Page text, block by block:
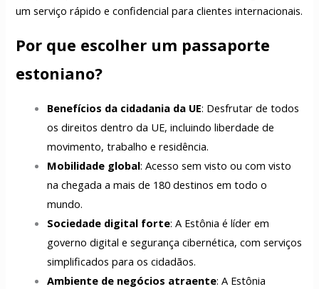
um serviço rápido e confidencial para clientes internacionais.
Por que escolher um passaporte
estoniano?
Benefícios da cidadania da UE: Desfrutar de todos
os direitos dentro da UE, incluindo liberdade de
movimento, trabalho e residência.
Mobilidade global: Acesso sem visto ou com visto
na chegada a mais de 180 destinos em todo o
mundo.
Sociedade digital forte: A Estônia é líder em
governo digital e segurança cibernética, com serviços
simplificados para os cidadãos.
Ambiente de negócios atraente: A Estônia